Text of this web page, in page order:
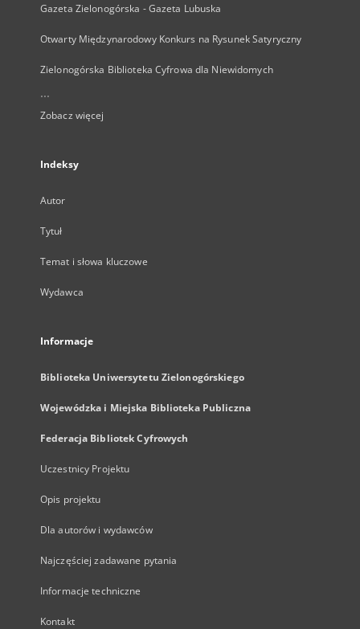
Gazeta Zielonogórska - Gazeta Lubuska
Otwarty Międzynarodowy Konkurs na Rysunek Satyryczny
Zielonogórska Biblioteka Cyfrowa dla Niewidomych
...
Zobacz więcej
Indeksy
Autor
Tytuł
Temat i słowa kluczowe
Wydawca
Informacje
Biblioteka Uniwersytetu Zielonogórskiego
Wojewódzka i Miejska Biblioteka Publiczna
Federacja Bibliotek Cyfrowych
Uczestnicy Projektu
Opis projektu
Dla autorów i wydawców
Najczęściej zadawane pytania
Informacje techniczne
Kontakt